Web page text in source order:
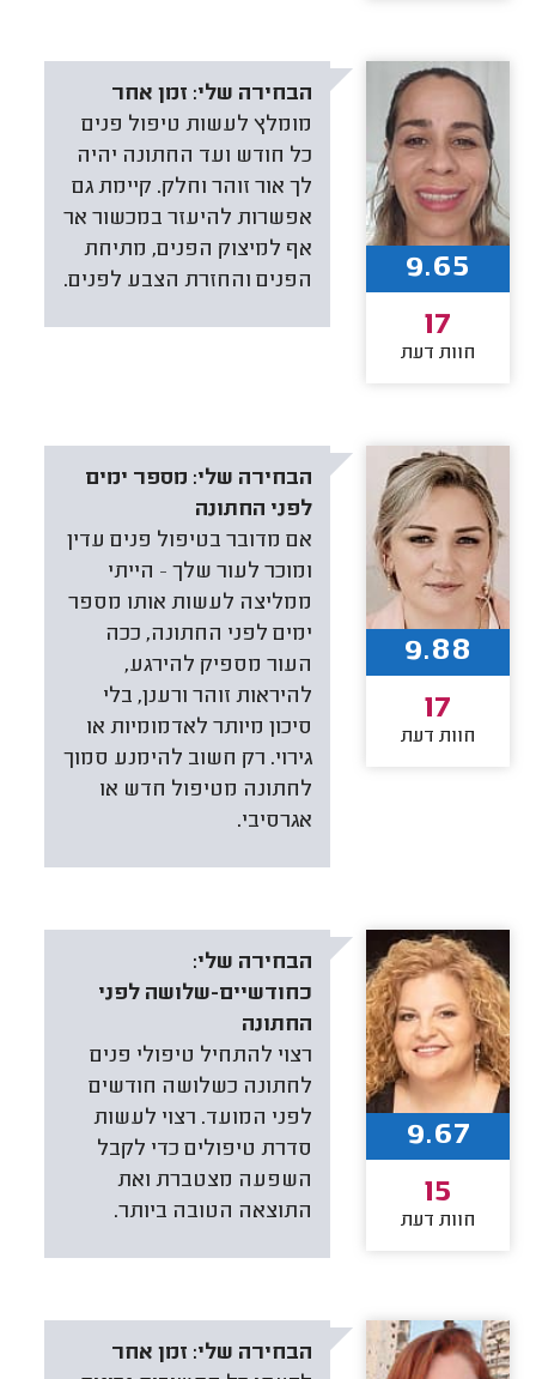
הבחירה שלי: זמן אחר
מומלץ לעשות טיפול פנים
כל חודש ועד החתונה יהיה
לך אור זוהר וחלק. קיימת גם
אפשרות להיעזר במכשור אר
אף למיצוק הפנים, מתיחת
הפנים והחזרת הצבע לפנים.
9.65
17
חוות דעת
הבחירה שלי: מספר ימים
לפני החתונה
אם מדובר בטיפול פנים עדין
ומוכר לעור שלך — הייתי
ממליצה לעשות אותו מספר
ימים לפני החתונה, ככה
העור מספיק להירגע,
להיראות זוהר ורענן, בלי
סיכון מיותר לאדמומיות או
גירוי. רק חשוב להימנע סמוך
לחתונה מטיפול חדש או
אגרסיבי.
9.88
17
חוות דעת
הבחירה שלי:
כחודשיים-שלושה לפני
החתונה
רצוי להתחיל טיפולי פנים
לחתונה כשלושה חודשים
לפני המועד. רצוי לעשות
סדרת טיפולים כדי לקבל
השפעה מצטברת ואת
התוצאה הטובה ביותר.
9.67
15
חוות דעת
הבחירה שלי: זמן אחר